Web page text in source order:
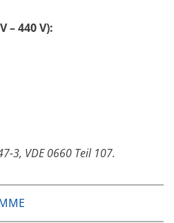
– 440 V):
3, VDE 0660 Teil 107.